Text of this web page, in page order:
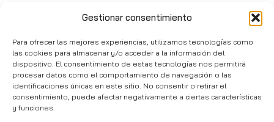
Gestionar consentimiento
Para ofrecer las mejores experiencias, utilizamos tecnologías como
las cookies para almacenar y/o acceder a la información del
dispositivo. El consentimiento de estas tecnologías nos permitirá
procesar datos como el comportamiento de navegación o las
identificaciones únicas en este sitio. No consentir o retirar el
consentimiento, puede afectar negativamente a ciertas características
y funciones.
Contacto
C/ Telera de Cortijo Chico 14 - Mijas 29651